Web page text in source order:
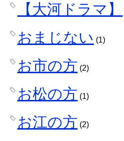
【大河ドラマ】
おまじない (1)
お市の方 (2)
お松の方 (1)
お江の方 (2)